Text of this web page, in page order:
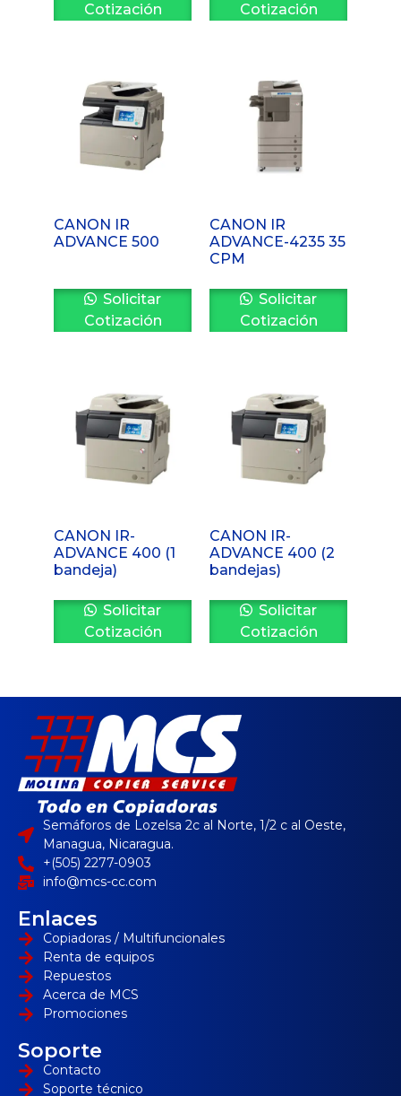
Cotización
Cotización
CANON IR
ADVANCE 500
Solicitar
Cotización
CANON IR
ADVANCE-4235 35
CPM
Solicitar
Cotización
CANON IR-
ADVANCE 400 (1
bandeja)
Solicitar
Cotización
CANON IR-
ADVANCE 400 (2
bandejas)
Solicitar
Cotización
Semáforos de Lozelsa 2c al Norte, 1/2 c al Oeste,
Managua, Nicaragua.
+(505) 2277-0903
info@mcs-cc.com
Enlaces
Copiadoras / Multifuncionales
Renta de equipos
Repuestos
Acerca de MCS
Promociones
Soporte
Contacto
Soporte técnico